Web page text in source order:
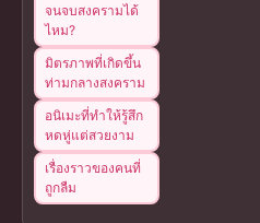
จนจบสงครามได้
ไหม?
มิตรภาพที่เกิดขึ้น
ท่ามกลางสงคราม
อนิเมะที่ทำให้รู้สึก
หดหู่แต่สวยงาม
เรื่องราวของคนที่
ถูกลืม